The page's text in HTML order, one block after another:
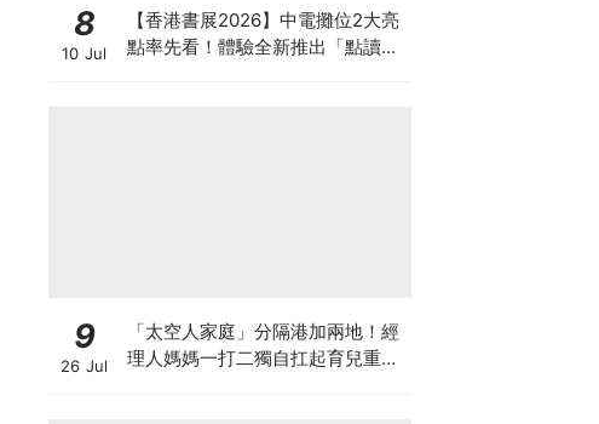
8
10 Jul
【香港書展2026】中電攤位2大亮
點率先看！體驗全新推出「點讀故
9
26 Jul
「太空人家庭」分隔港加兩地！經
理人媽媽一打二獨自扛起育兒重